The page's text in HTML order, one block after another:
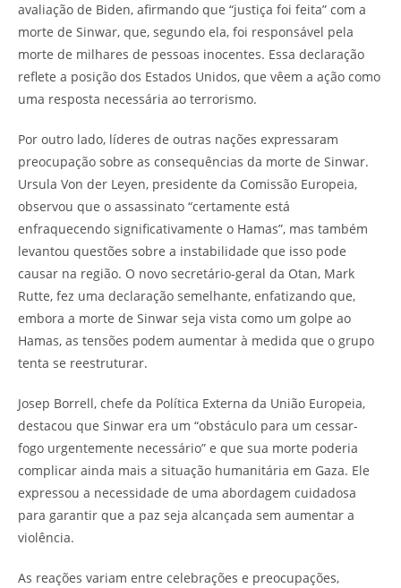
avaliação de Biden, afirmando que “justiça foi feita” com a
morte de Sinwar, que, segundo ela, foi responsável pela
morte de milhares de pessoas inocentes. Essa declaração
reflete a posição dos Estados Unidos, que vêem a ação como
uma resposta necessária ao terrorismo.
Por outro lado, líderes de outras nações expressaram
preocupação sobre as consequências da morte de Sinwar.
Ursula Von der Leyen, presidente da Comissão Europeia,
observou que o assassinato “certamente está
enfraquecendo significativamente o Hamas”, mas também
levantou questões sobre a instabilidade que isso pode
causar na região. O novo secretário-geral da Otan, Mark
Rutte, fez uma declaração semelhante, enfatizando que,
embora a morte de Sinwar seja vista como um golpe ao
Hamas, as tensões podem aumentar à medida que o grupo
tenta se reestruturar.
Josep Borrell, chefe da Política Externa da União Europeia,
destacou que Sinwar era um “obstáculo para um cessar-
fogo urgentemente necessário” e que sua morte poderia
complicar ainda mais a situação humanitária em Gaza. Ele
expressou a necessidade de uma abordagem cuidadosa
para garantir que a paz seja alcançada sem aumentar a
violência.
As reações variam entre celebrações e preocupações,